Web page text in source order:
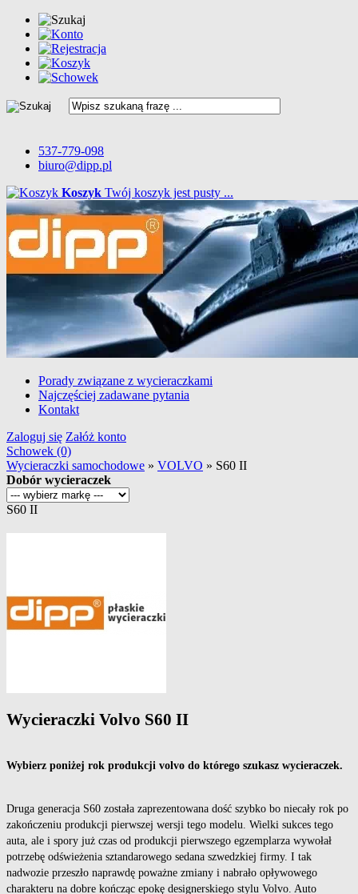
537-779-098
biuro@dipp.pl
Koszyk Twój koszyk jest pusty ...
Porady związane z wycieraczkami
Najczęściej zadawane pytania
Kontakt
Zaloguj się Załóż konto
Schowek (0)
Wycieraczki samochodowe » VOLVO » S60 II
Dobór wycieraczek
S60 II
Wycieraczki Volvo S60 II
Wybierz poniżej rok produkcji volvo do którego szukasz wycieraczek.
Druga generacja S60 została zaprezentowana dość szybko bo niecały rok po
zakończeniu produkcji pierwszej wersji tego modelu. Wielki sukces tego
auta, ale i spory już czas od produkcji pierwszego egzemplarza wywołał
potrzebę odświeżenia sztandarowego sedana szwedzkiej firmy. I tak
nadwozie przeszło naprawdę poważne zmiany i nabrało opływowego
charakteru na dobre kończąc epokę designerskiego stylu Volvo. Auto